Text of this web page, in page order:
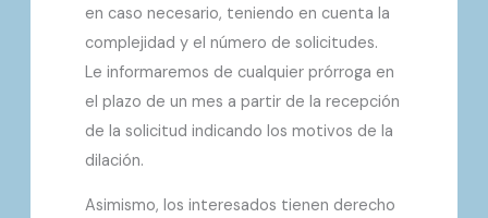
en caso necesario, teniendo en cuenta la
complejidad y el número de solicitudes.
Le informaremos de cualquier prórroga en
el plazo de un mes a partir de la recepción
de la solicitud indicando los motivos de la
dilación.
Asimismo, los interesados tienen derecho